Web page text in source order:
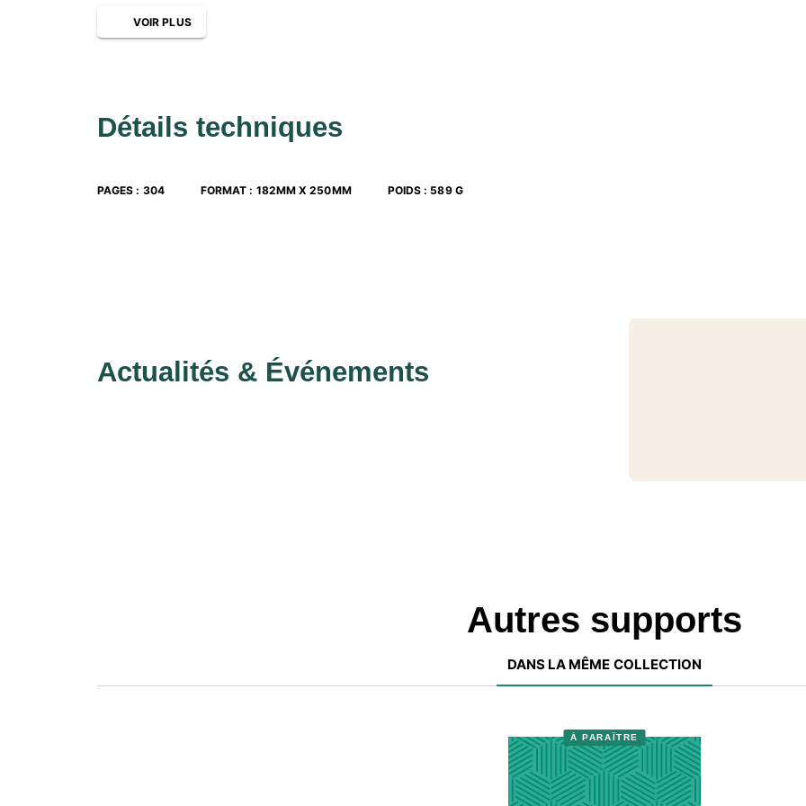
Emmanuelle Servat,
MEEF 1eret 2nddegrés
formateur à l’INSPÉ de Corse, Master MEEF 1
VOIR PLUS
Détails techniques
PAGES : 304 FORMAT : 182MM X 250MM POIDS :589 G
Actualités & Événements
Autres supports
DANS LA MÊME COLLECTION
À PARAÎTRE